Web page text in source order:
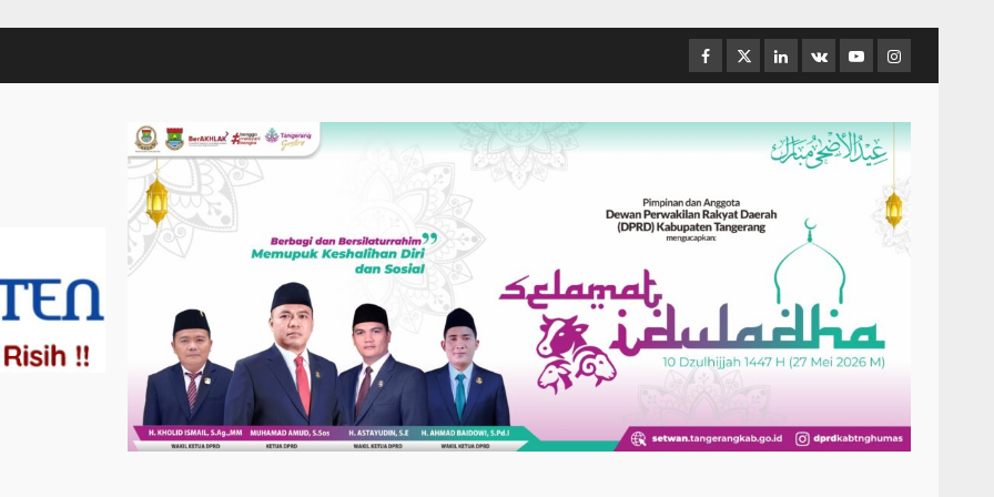
Facebook
TwitterLinkedin
VK YoutubeInstagram